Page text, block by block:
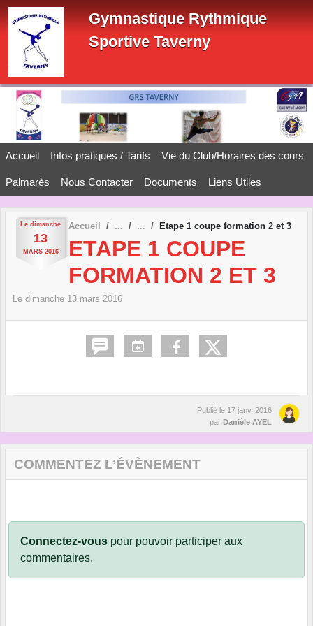
Gymnastique Rythmique
Sportive Taverny
Accueil Infos pratiques / Tarifs Vie du Club/Horaires des cours
Palmarès Nous Contacter Documents Liens Utiles
Le dimanche
13
MARS 2016
Accueil Etape 1 coupe formation 2 et 3
ETAPE 1 COUPE
FORMATION 2 ET 3
Le dimanche 13 mars 2016
Publié le 17 janv. 2016
par Danièle AYEL
COMMENTEZ L’ÉVÈNEMENT
Connectez-vous pour pouvoir participer aux
commentaires.
Panneau de gestion des cookies